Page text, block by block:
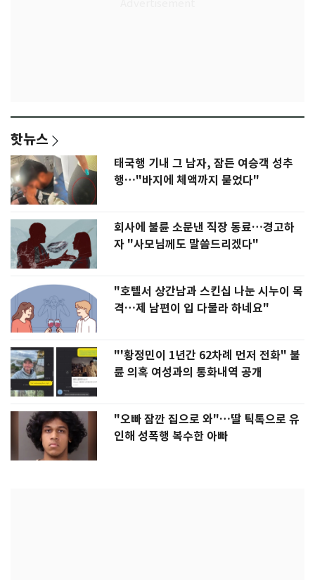
핫뉴스
태국행 기내 그 남자, 잠든 여승객 성추
행…"바지에 체액까지 묻었다"
회사에 불륜 소문낸 직장 동료…경고하
자 "사모님께도 말씀드리겠다"
"호텔서 상간남과 스킨십 나눈 시누이 목
격…제 남편이 입 다물라 하네요"
"'황정민이 1년간 62차례 먼저 전화" 불
륜 의혹 여성과의 통화내역 공개
"오빠 잠깐 집으로 와"…딸 틱톡으로 유
인해 성폭행 복수한 아빠